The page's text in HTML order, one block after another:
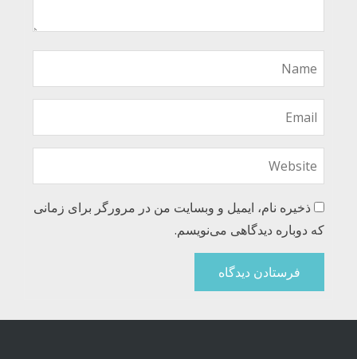
ذخیره نام، ایمیل و وبسایت من در مرورگر برای زمانی
که دوباره دیدگاهی می‌نویسم.